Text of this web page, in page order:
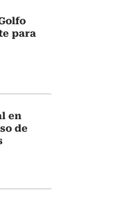
para
en
de